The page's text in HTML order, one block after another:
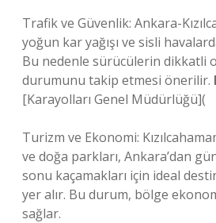
Trafik ve Güvenlik: Ankara-
yoğun kar yağışı ve sisli
Bu nedenle sürücülerin dikkatli
durumunu takip etmesi önerilir.
[Karayolları Genel Müdürlüğü](
Turizm ve Ekonomi:
ve doğa parkları, Ankara’dan
sonu kaçamakları için ideal
yer alır. Bu durum, bölge
sağlar.